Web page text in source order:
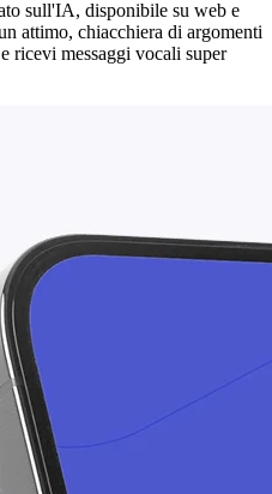
sull'IA, disponibile su web e
attimo, chiacchiera di argomenti
ricevi messaggi vocali super